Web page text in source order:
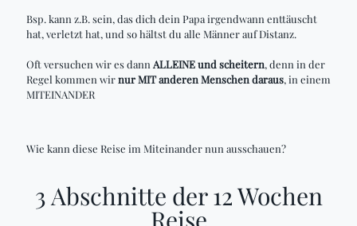
Bsp. kann z.B. sein, das dich dein Papa irgendwann enttäuscht
hat, verletzt hat, und so hältst du alle Männer auf Distanz.
Oft versuchen wir es dannALLEINE und scheitern, denn in der
Regel kommen wirnur MIT anderen Menschen daraus, in einem
MITEINANDER
Wie kann diese Reise im Miteinander nun ausschauen?
3 Abschnitte der 12 Wochen